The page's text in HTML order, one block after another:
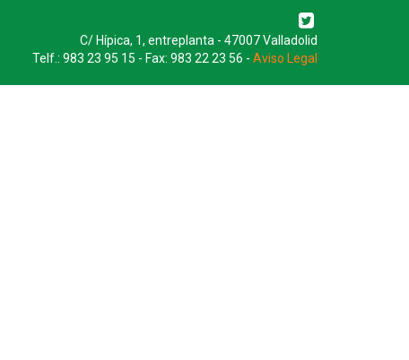
C/ Hípica, 1, entreplanta - 47007 Valladolid
Telf.: 983 23 95 15 - Fax: 983 22 23 56 - Aviso Legal